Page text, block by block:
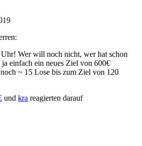
Wer will noch nicht, wer hat schon
einfach ein neues Ziel von 600€
~ 15 Lose bis zum Ziel von 120
und kra reagierten darauf